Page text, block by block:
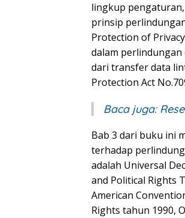
lingkup
prinsip
Protection of
dalam perlindungan
dari transfer data
Protection Act
Baca juga:
Bab 3 dari buku ini
terhadap
adalah Universal
and Political Rights
American
Rights tahun 1990,